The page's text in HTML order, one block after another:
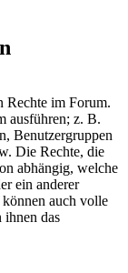
Rechte im Forum.
ausführen; z. B.
Benutzergruppen
Die Rechte, die
abhängig, welche
ein anderer
auch volle
ihnen das